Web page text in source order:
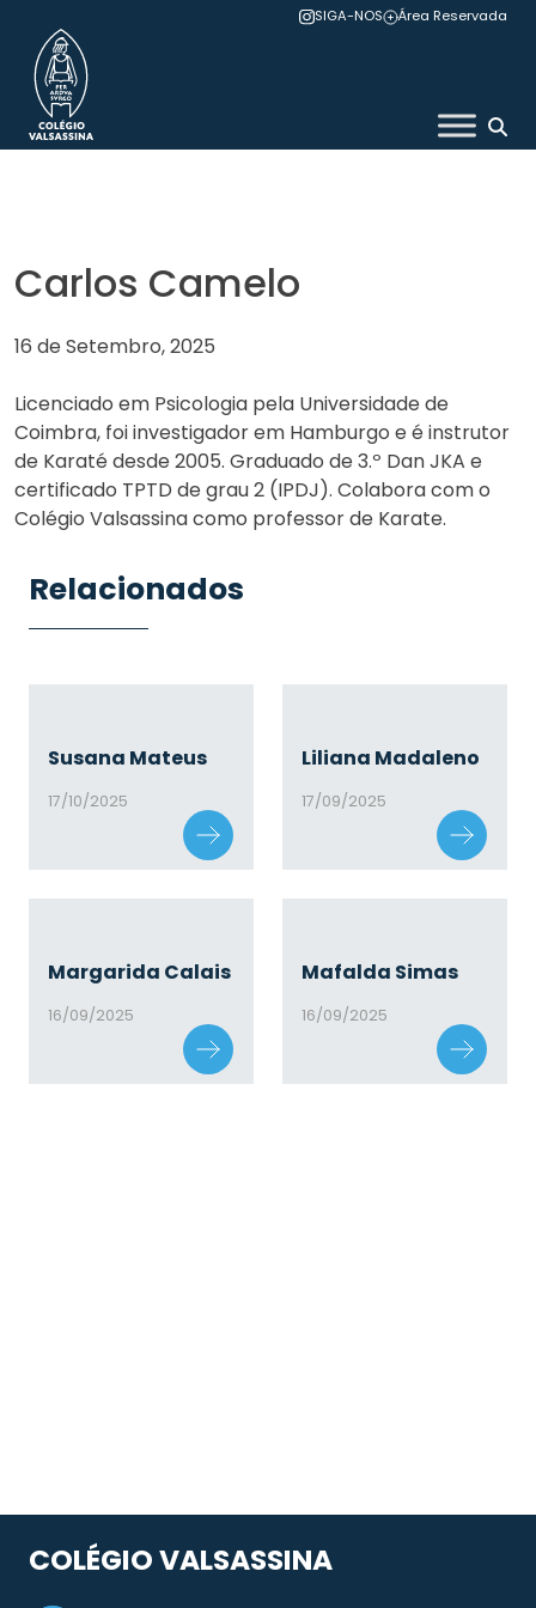
content
SIGA-NOS Área Reservada
Colégio Valsassina
Carlos Camelo
16 de Setembro, 2025
Licenciado em Psicologia pela Universidade de
Coimbra, foi investigador em Hamburgo e é instrutor
de Karaté desde 2005. Graduado de 3.º Dan JKA e
certificado TPTD de grau 2 (IPDJ). Colabora com o
Colégio Valsassina como professor de Karate.
Relacionados
Susana Mateus
17/10/2025
Liliana Madaleno
17/09/2025
Margarida Calais
16/09/2025
Mafalda Simas
16/09/2025
COLÉGIO VALSASSINA